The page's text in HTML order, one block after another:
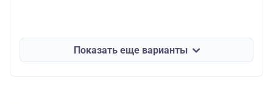
Показать еще варианты